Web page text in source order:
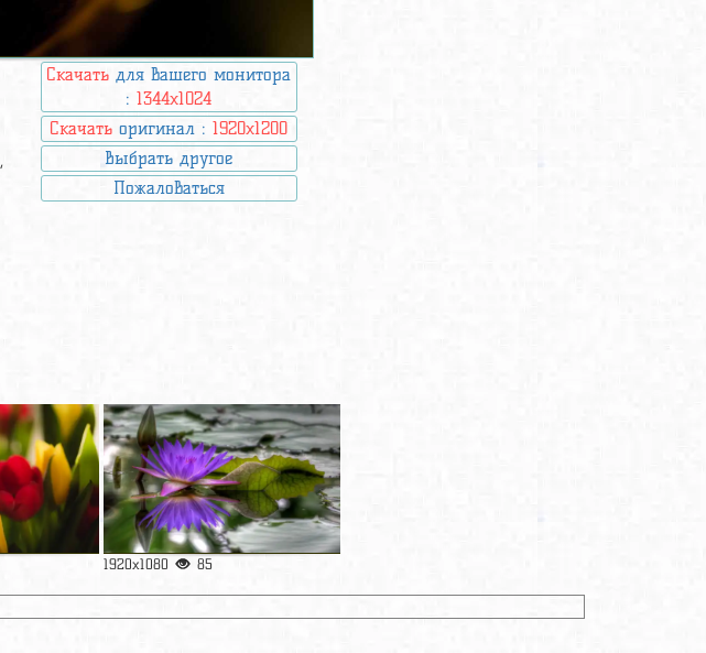
,
Скачать для вашего монитора
:1344x1024
Скачать оригинал :1920x1200
Выбрать другое
Пожаловаться
1920x1080 85